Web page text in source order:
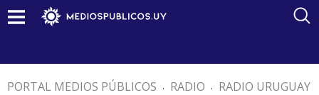
PORTAL MEDIOS PÚBLICOS . RADIO . RADIO URUGUAY